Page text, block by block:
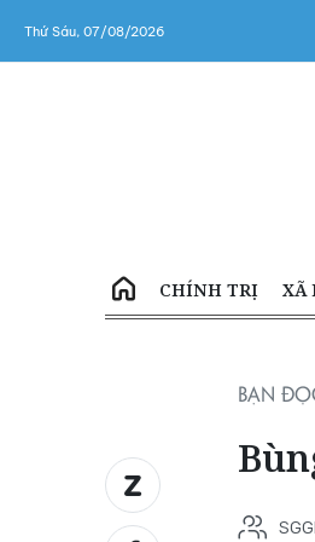
Thứ Sáu, 07/08/2026
CHÍNH TRỊ XÃ
BẠN